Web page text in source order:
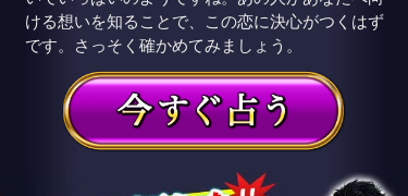
ける想いを知ることで、この恋に決心がつくはず
です。さっそく確かめてみましょう。